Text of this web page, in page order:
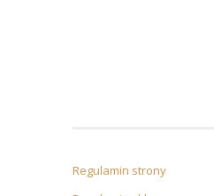
Regulamin strony